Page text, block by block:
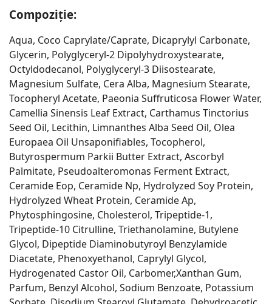
Compoziție:
Aqua, Coco Caprylate/Caprate, Dicaprylyl Carbonate,
Glycerin, Polyglyceryl-2 Dipolyhydroxystearate,
Octyldodecanol, Polyglyceryl-3 Diisostearate,
Magnesium Sulfate, Cera Alba, Magnesium Stearate,
Tocopheryl Acetate, Paeonia Suffruticosa Flower Water,
Camellia Sinensis Leaf Extract, Carthamus Tinctorius
Seed Oil, Lecithin, Limnanthes Alba Seed Oil, Olea
Europaea Oil Unsaponifiables, Tocopherol,
Butyrospermum Parkii Butter Extract, Ascorbyl
Palmitate, Pseudoalteromonas Ferment Extract,
Ceramide Eop, Ceramide Np, Hydrolyzed Soy Protein,
Hydrolyzed Wheat Protein, Ceramide Ap,
Phytosphingosine, Cholesterol, Tripeptide-1,
Tripeptide-10 Citrulline, Triethanolamine, Butylene
Glycol, Dipeptide Diaminobutyroyl Benzylamide
Diacetate, Phenoxyethanol, Caprylyl Glycol,
Hydrogenated Castor Oil, Carbomer,Xanthan Gum,
Parfum, Benzyl Alcohol, Sodium Benzoate, Potassium